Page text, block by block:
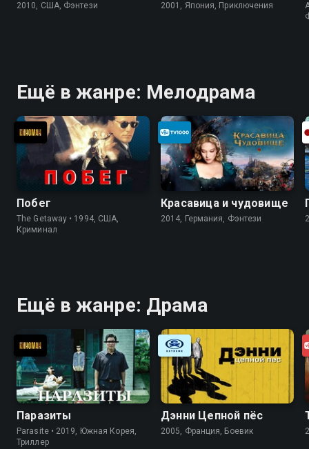
2010, США, Фэнтези 2001, Япония, Приключения
Ещё в жанре: Мелодрама
Побег
The Getaway • 1994, США,
Криминал
Красавица и чудовище
2014, Германия, Фэнтези
Ещё в жанре: Драма
Паразиты
Parasite • 2019, Южная Корея,
Триллер
Дэнни Цепной пёс
2005, Франция, Боевик